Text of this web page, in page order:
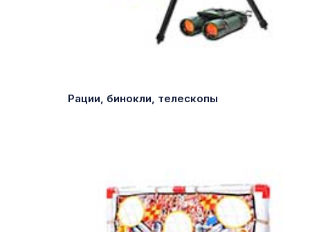
Рации, бинокли, телескопы